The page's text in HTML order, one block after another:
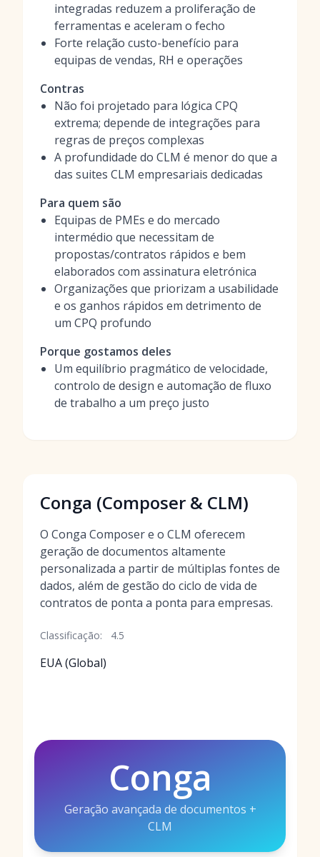
integradas reduzem a proliferação de
ferramentas e aceleram o fecho
Forte relação custo-benefício para
equipas de vendas, RH e operações
Contras
Não foi projetado para lógica CPQ
extrema; depende de integrações para
regras de preços complexas
A profundidade do CLM é menor do que a
das suites CLM empresariais dedicadas
Para quem são
Equipas de PMEs e do mercado
intermédio que necessitam de
propostas/contratos rápidos e bem
elaborados com assinatura eletrónica
Organizações que priorizam a usabilidade
e os ganhos rápidos em detrimento de
um CPQ profundo
Porque gostamos deles
Um equilíbrio pragmático de velocidade,
controlo de design e automação de fluxo
de trabalho a um preço justo
Conga (Composer & CLM)
O Conga Composer e o CLM oferecem
geração de documentos altamente
personalizada a partir de múltiplas fontes de
dados, além de gestão do ciclo de vida de
contratos de ponta a ponta para empresas.
Classificação: 4.5
EUA (Global)
Conga
Geração avançada de documentos +
CLM